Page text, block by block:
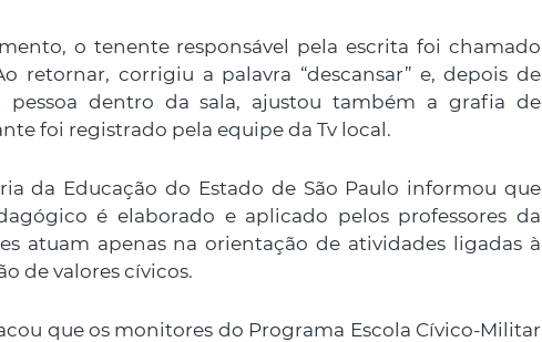
o tenente responsável pela escrita foi chamado
retornar, corrigiu a palavra “descansar” e, depois de
pessoa dentro da sala, ajustou também a grafia de
foi registrado pela equipe da Tv local.
da Educação do Estado de São Paulo informou que
é elaborado e aplicado pelos professores da
atuam apenas na orientação de atividades ligadas à
de valores cívicos.
que os monitores do Programa Escola Cívico-Militar